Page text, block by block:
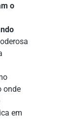
o
onde
em